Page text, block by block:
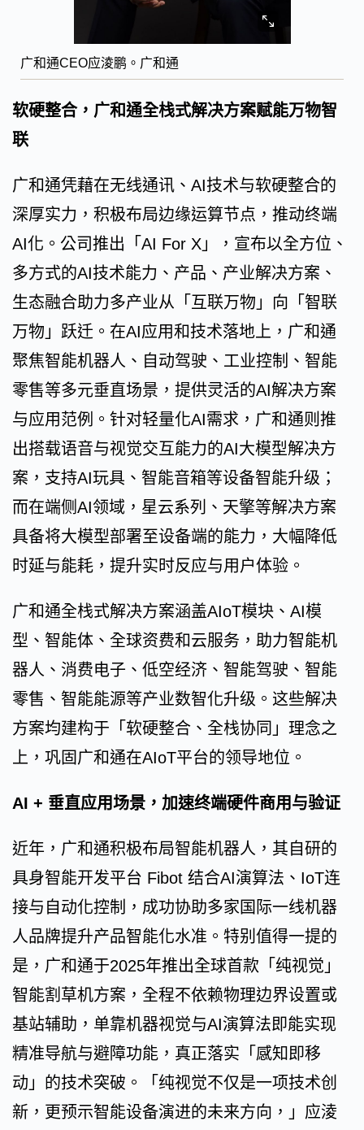
广和通CEO应淩鹏。广和通
软硬整合，广和通全栈式解决方案赋能万物智
联
广和通凭藉在无线通讯、AI技术与软硬整合的
深厚实力，积极布局边缘运算节点，推动终端
AI化。公司推出「AI For X」，宣布以全方位、
多方式的AI技术能力、产品、产业解决方案、
生态融合助力多产业从「互联万物」向「智联
万物」跃迁。在AI应用和技术落地上，广和通
聚焦智能机器人、自动驾驶、工业控制、智能
零售等多元垂直场景，提供灵活的AI解决方案
与应用范例。针对轻量化AI需求，广和通则推
出搭载语音与视觉交互能力的AI大模型解决方
案，支持AI玩具、智能音箱等设备智能升级；
而在端侧AI领域，星云系列、天擎等解决方案
具备将大模型部署至设备端的能力，大幅降低
时延与能耗，提升实时反应与用户体验。
广和通全栈式解决方案涵盖AIoT模块、AI模
型、智能体、全球资费和云服务，助力智能机
器人、消费电子、低空经济、智能驾驶、智能
零售、智能能源等产业数智化升级。这些解决
方案均建构于「软硬整合、全栈协同」理念之
上，巩固广和通在AIoT平台的领导地位。
AI + 垂直应用场景，加速终端硬件商用与验证
近年，广和通积极布局智能机器人，其自研的
具身智能开发平台 Fibot 结合AI演算法、IoT连
接与自动化控制，成功协助多家国际一线机器
人品牌提升产品智能化水准。特别值得一提的
是，广和通于2025年推出全球首款「纯视觉」
智能割草机方案，全程不依赖物理边界设置或
基站辅助，单靠机器视觉与AI演算法即能实现
精准导航与避障功能，真正落实「感知即移
动」的技术突破。「纯视觉不仅是一项技术创
新，更预示智能设备演进的未来方向，」应淩